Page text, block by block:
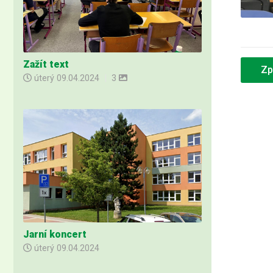
Zažít text
úterý 09.04.2024 3
Jarní koncert
úterý 09.04.2024